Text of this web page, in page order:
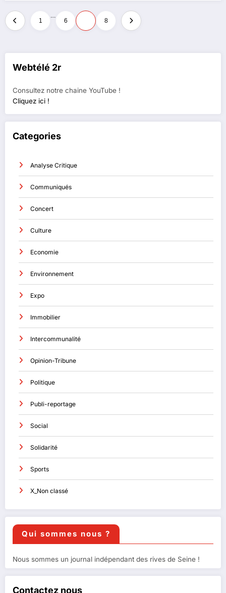
Pagination
des
publications
1
…
6 8
Webtélé 2r
Consultez notre chaine YouTube !
Cliquez ici !
Categories
Analyse Critique
Communiqués
Concert
Culture
Economie
Environnement
Expo
Immobilier
Intercommunalité
Opinion-Tribune
Politique
Publi-reportage
Social
Solidarité
Sports
X_Non classé
Qui sommes nous ?
Nous sommes un journal indépendant des rives de Seine !
Contactez nous